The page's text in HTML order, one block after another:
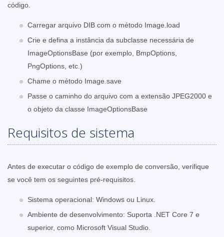
código.
Carregar arquivo DIB com o método Image.load
Crie e defina a instância da subclasse necessária de
ImageOptionsBase (por exemplo, BmpOptions,
PngOptions, etc.)
Chame o método Image.save
Passe o caminho do arquivo com a extensão JPEG2000 e
o objeto da classe ImageOptionsBase
Requisitos de sistema
Antes de executar o código de exemplo de conversão, verifique
se você tem os seguintes pré-requisitos.
Sistema operacional: Windows ou Linux.
Ambiente de desenvolvimento: Suporta .NET Core 7 e
superior, como Microsoft Visual Studio.